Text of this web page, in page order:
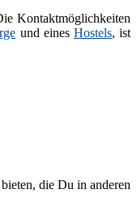
Kontaktmöglichkeiten
und eines Hostels, ist
die Du in anderen